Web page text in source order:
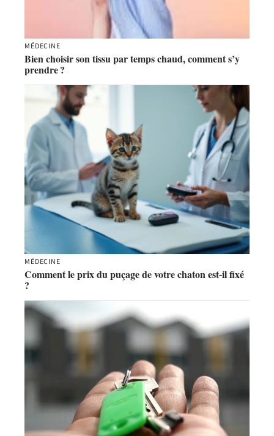
MÉDECINE
Bien choisir son tissu par temps chaud, comment s’y
prendre ?
MÉDECINE
Comment le prix du puçage de votre chaton est-il fixé
?